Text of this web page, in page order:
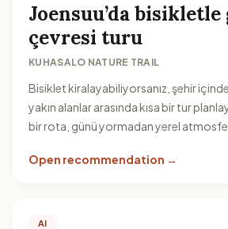
Joensuu’da
çevresi turu
KUHASALO NATURE TRAIL
Bisiklet kiralayabiliyorsanız, şehir
yakın alanlar arasında kısa bir tur
bir rota, günü yormadan yerel
Open recommendation →
AI